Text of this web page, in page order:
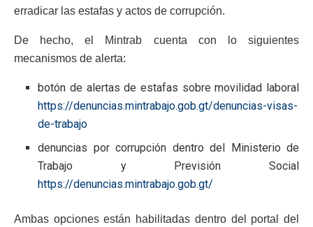
erradicar las estafas y actos de corrupción.
De hecho, el Mintrab cuenta con lo siguientes
mecanismos de alerta:
botón de alertas de estafas sobre movilidad laboral
https://denuncias.mintrabajo.gob.gt/denuncias-visas-
de-trabajo
denuncias por corrupción dentro del Ministerio de
Trabajo y Previsión Social
https://denuncias.mintrabajo.gob.gt/
Ambas opciones están habilitadas dentro del portal del